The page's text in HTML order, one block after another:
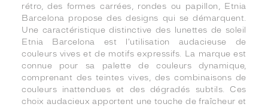
rétro, des formes carrées, rondes ou papillon, Etnia
Barcelona propose des designs qui se démarquent.
Une caractéristique distinctive des lunettes de soleil
Etnia Barcelona est l'utilisation audacieuse de
couleurs vives et de motifs expressifs. La marque est
connue pour sa palette de couleurs dynamique,
comprenant des teintes vives, des combinaisons de
couleurs inattendues et des dégradés subtils. Ces
choix audacieux apportent une touche de fraîcheur et